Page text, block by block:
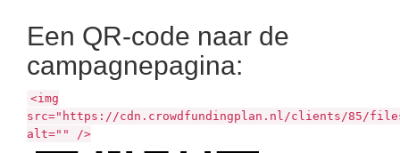
Een QR-code naar de
campagnepagina:
<img
src="https://cdn.crowdfundingplan.nl/clients/85/files/
alt="" />